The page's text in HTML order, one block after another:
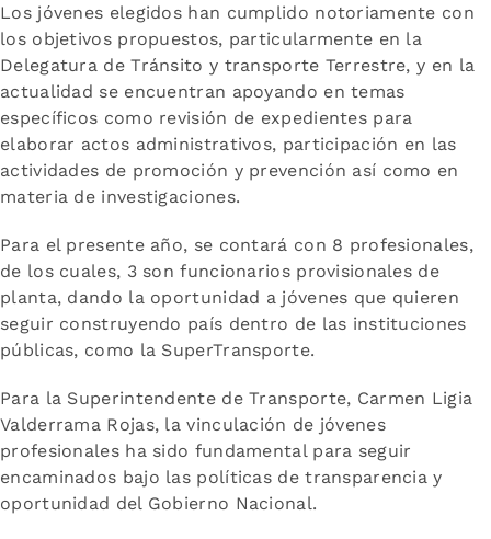
Los jóvenes elegidos han cumplido notoriamente con
los objetivos propuestos, particularmente en la
Delegatura de Tránsito y transporte Terrestre, y en la
actualidad se encuentran apoyando en temas
específicos como revisión de expedientes para
elaborar actos administrativos, participación en las
actividades de promoción y prevención así como en
materia de investigaciones.
Para el presente año, se contará con 8 profesionales,
de los cuales, 3 son funcionarios provisionales de
planta, dando la oportunidad a jóvenes que quieren
seguir construyendo país dentro de las instituciones
públicas, como la SuperTransporte.
Para la Superintendente de Transporte, Carmen Ligia
Valderrama Rojas, la vinculación de jóvenes
profesionales ha sido fundamental para seguir
encaminados bajo las políticas de transparencia y
oportunidad del Gobierno Nacional.